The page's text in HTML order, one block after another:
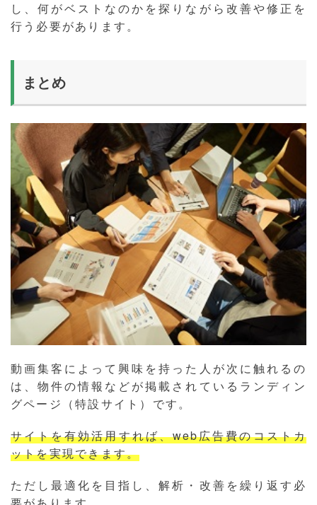
し、何がベストなのかを探りながら改善や修正を
行う必要があります。
まとめ
動画集客によって興味を持った人が次に触れるの
は、物件の情報などが掲載されているランディン
グページ（特設サイト）です。
サイトを有効活用すれば、web広告費のコストカ
ットを実現できます。
ただし最適化を目指し、解析・改善を繰り返す必